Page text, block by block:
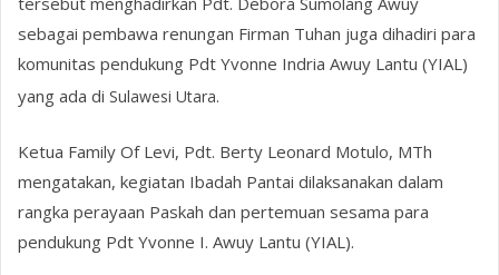
sebagai pembawa renungan Firman Tuhan juga dihadiri para
komunitas pendukung Pdt Yvonne Indria Awuy Lantu (YIAL)
yang ada di Sulawesi Utara.
Ketua Family Of Levi, Pdt. Berty Leonard Motulo, MTh
mengatakan, kegiatan Ibadah Pantai dilaksanakan dalam
rangka perayaan Paskah dan pertemuan sesama para
pendukung Pdt Yvonne I. Awuy Lantu (YIAL).